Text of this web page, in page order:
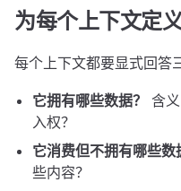
为每个上下文定
每个上下文都要显式回答
它拥有哪些数据？
含
入权？
它消费但不拥有哪些数
些内容？